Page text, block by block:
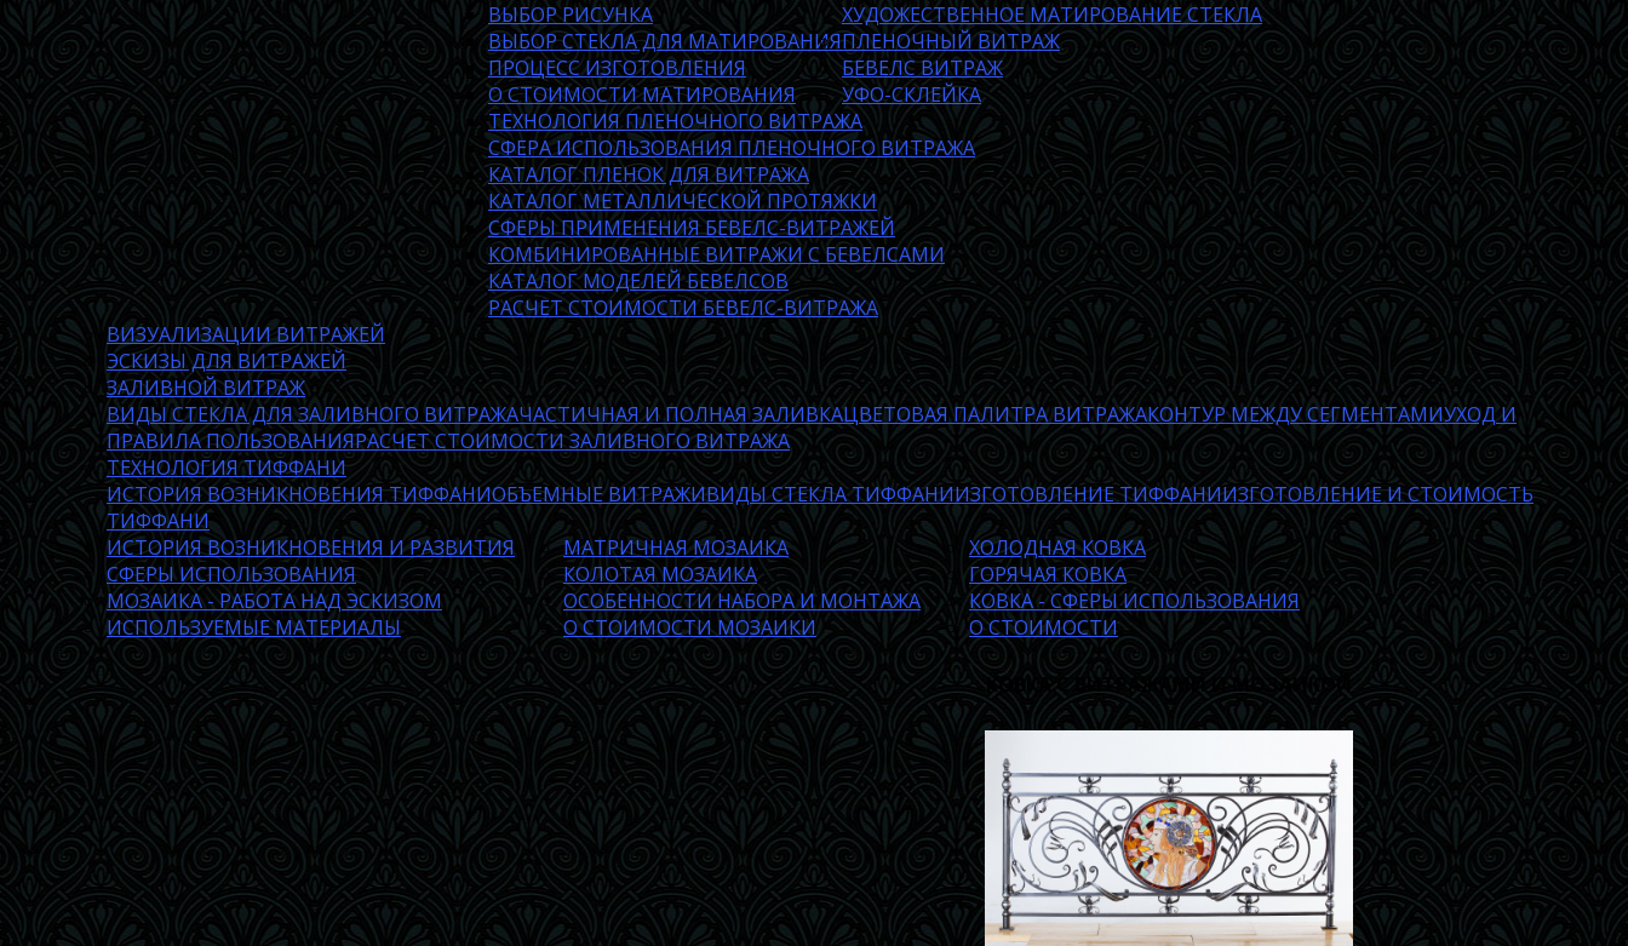
ХУДОЖЕСТВЕННОЕ МАТИРОВАНИЕ СТЕКЛА
ВЫБОР РИСУНКА
ВЫБОР СТЕКЛА ДЛЯ МАТИРОВАНИЯ
ПРОЦЕСС ИЗГОТОВЛЕНИЯ
О СТОИМОСТИ МАТИРОВАНИЯ
ПЛЕНОЧНЫЙ ВИТРАЖ
ТЕХНОЛОГИЯ ПЛЕНОЧНОГО ВИТРАЖА
СФЕРА ИСПОЛЬЗОВАНИЯ ПЛЕНОЧНОГО ВИТРАЖА
КАТАЛОГ ПЛЕНОК ДЛЯ ВИТРАЖА
КАТАЛОГ МЕТАЛЛИЧЕСКОЙ ПРОТЯЖКИ
БЕВЕЛС ВИТРАЖ
СФЕРЫ ПРИМЕНЕНИЯ БЕВЕЛС-ВИТРАЖЕЙ
КОМБИНИРОВАННЫЕ ВИТРАЖИ С БЕВЕЛСАМИ
КАТАЛОГ МОДЕЛЕЙ БЕВЕЛСОВ
РАСЧЕТ СТОИМОСТИ БЕВЕЛС-ВИТРАЖА
УФО-СКЛЕЙКА
ВИЗУАЛИЗАЦИИ ВИТРАЖЕЙ
ЭСКИЗЫ ДЛЯ ВИТРАЖЕЙ
ЗАЛИВНОЙ ВИТРАЖ
ВИДЫ СТЕКЛА ДЛЯ ЗАЛИВНОГО ВИТРАЖАЧАСТИЧНАЯ И ПОЛНАЯ ЗАЛИВКАЦВЕТОВАЯ ПАЛИТРА ВИТРАЖАКОНТУР МЕЖДУ СЕГМЕНТАМИУХОД И
ПРАВИЛА ПОЛЬЗОВАНИЯРАСЧЕТ СТОИМОСТИ ЗАЛИВНОГО ВИТРАЖА
ТЕХНОЛОГИЯ ТИФФАНИ
ИСТОРИЯ ВОЗНИКНОВЕНИЯ ТИФФАНИОБЪЕМНЫЕ ВИТРАЖИВИДЫ СТЕКЛА ТИФФАНИИЗГОТОВЛЕНИЕ ТИФФАНИИЗГОТОВЛЕНИЕ И СТОИМОСТЬ
ТИФФАНИ
ИСТОРИЯ ВОЗНИКНОВЕНИЯ И РАЗВИТИЯ
СФЕРЫ ИСПОЛЬЗОВАНИЯ
МОЗАИКА - РАБОТА НАД ЭСКИЗОМ
ИСПОЛЬЗУЕМЫЕ МАТЕРИАЛЫ
МАТРИЧНАЯ МОЗАИКА
КОЛОТАЯ МОЗАИКА
ОСОБЕННОСТИ НАБОРА И МОНТАЖА
О СТОИМОСТИ МОЗАИКИ
ХОЛОДНАЯ КОВКА
ГОРЯЧАЯ КОВКА
КОВКА - СФЕРЫ ИСПОЛЬЗОВАНИЯ
О СТОИМОСТИ
КОВКА С ВИТРАЖАМИ И МОЗАИКОЙ